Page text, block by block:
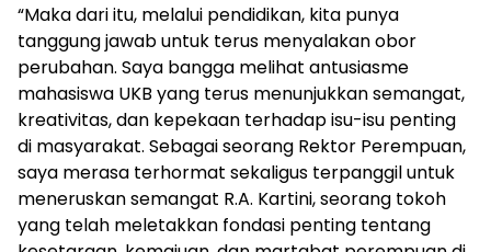
“Maka dari itu, melalui pendidikan, kita punya
tanggung jawab untuk terus menyalakan obor
perubahan. Saya bangga melihat antusiasme
mahasiswa UKB yang terus menunjukkan semangat,
kreativitas, dan kepekaan terhadap isu-isu penting
di masyarakat. Sebagai seorang Rektor Perempuan,
saya merasa terhormat sekaligus terpanggil untuk
meneruskan semangat R.A. Kartini, seorang tokoh
yang telah meletakkan fondasi penting tentang